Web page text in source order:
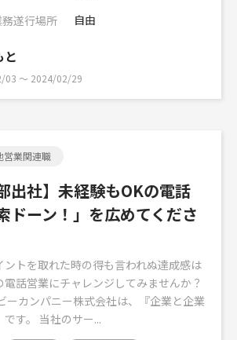
遂行場所
自由
と
03 〜 2024/02/29
営業関連職
出社】未経験もOKの電話
ーン！」を広めてくださ
を取れた時の得も言われぬ達成感は
話営業にチャレンジしてみませんか？
ンパニー株式会社は、『企業と企業
す。 当社のサー...